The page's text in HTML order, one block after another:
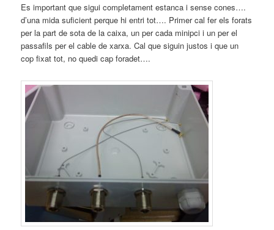
Es important que sigui completament estanca i sense cones….
d’una mida suficient perque hi entri tot…. Primer cal fer els forats
per la part de sota de la caixa, un per cada minipci i un per el
passafils per el cable de xarxa. Cal que siguin justos i que un
cop fixat tot, no quedi cap foradet….